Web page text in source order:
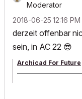
Moderator
‎2018-06-25 12:16 PM
derzeit offenbar
sein, in AC 22 😎
Archicad For Future